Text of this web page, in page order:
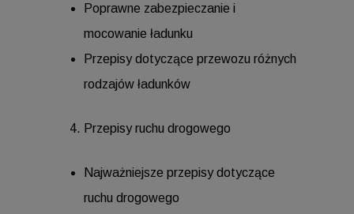
Poprawne zabezpieczanie i
mocowanie ładunku
Przepisy dotyczące przewozu różnych
rodzajów ładunków
Przepisy ruchu drogowego
Najważniejsze przepisy dotyczące
ruchu drogowego